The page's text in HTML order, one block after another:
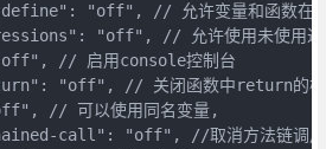
"off", // 允许变量和函数在
"off", // 允许使用未使用过
// 启用console控制台
"off", // 关闭函数中return的
// 可以使用同名变量,
call": "off", //取消方法链调用